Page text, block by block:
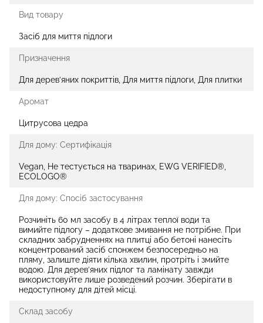
Вид товару
Засіб для миття підлоги
Призначення
Для дерев’яних покриттів, Для миття підлоги, Для плитки
Аромат
Цитрусова цедра
Для дому: Сертифікація
Vegan, Не тестується на тваринах, EWG VERIFIED®,
ECOLOGO®
Для дому: Спосіб застосування
Розчиніть 60 мл засобу в 4 літрах теплої води та
вимийте підлогу – додаткове змивання не потрібне. При
складних забрудненнях на плитці або бетоні нанесіть
концентрований засіб спонжем безпосередньо на
пляму, залиште діяти кілька хвилин, протріть і змийте
водою. Для дерев’яних підлог та ламінату завжди
використовуйте лише розведений розчин. Зберігати в
недоступному для дітей місці.
Склад засобу